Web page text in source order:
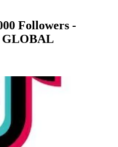
Followers -
GLOBAL